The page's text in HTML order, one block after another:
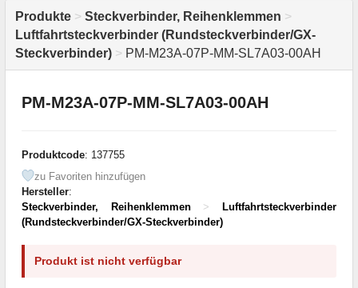
Produkte > Steckverbinder, Reihenklemmen >
Luftfahrtsteckverbinder (Rundsteckverbinder/GX-
Steckverbinder) > PM-M23A-07P-MM-SL7A03-00AH
PM-M23A-07P-MM-SL7A03-00AH
Produktcode: 137755
zu Favoriten hinzufügen
Hersteller:
Steckverbinder, Reihenklemmen
>
Luftfahrtsteckverbinder
(Rundsteckverbinder/GX-Steckverbinder)
Produkt ist nicht verfügbar